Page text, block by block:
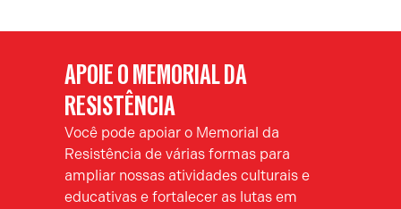
APOIE O MEMORIAL DA
RESISTÊNCIA
Você pode apoiar o Memorial da
Resistência de várias formas para
ampliar nossas atividades culturais e
educativas e fortalecer as lutas em